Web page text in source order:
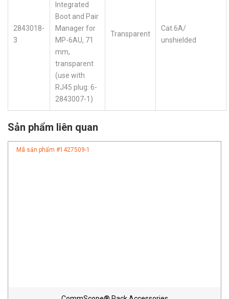
2843018-
3
Integrated
Boot and Pair
Manager for
MP-6AU, 71
mm,
transparent
(use with
RJ45 plug: 6-
2843007-1)
Transparent
Cat.6A/
unshielded
Sản phẩm liên quan
Mã sản phẩm #1427509-1